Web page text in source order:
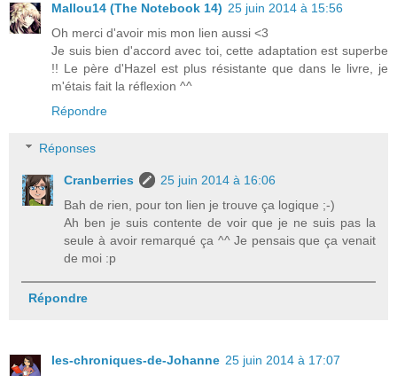
Mallou14 (The Notebook 14) 25 juin 2014 à 15:56
Oh merci d'avoir mis mon lien aussi <3
Je suis bien d'accord avec toi, cette adaptation est superbe
!! Le père d'Hazel est plus résistante que dans le livre, je
m'étais fait la réflexion ^^
Répondre
Réponses
Cranberries
25 juin 2014 à 16:06
Bah de rien, pour ton lien je trouve ça logique ;-)
Ah ben je suis contente de voir que je ne suis pas la
seule à avoir remarqué ça ^^ Je pensais que ça venait
de moi :p
Répondre
les-chroniques-de-Johanne 25 juin 2014 à 17:07